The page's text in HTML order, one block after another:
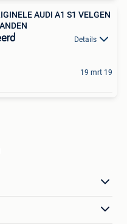
AUDI A1 S1 VELGEN
Details
19 mrt 19